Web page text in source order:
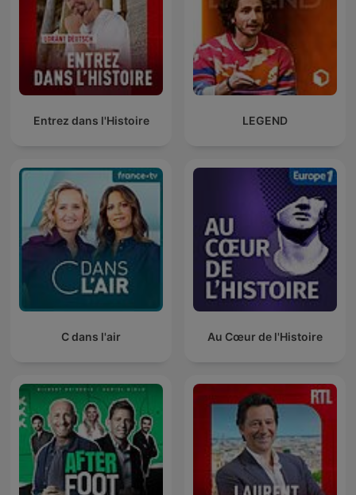
Entrez dans l'Histoire LEGEND
C dans l'air Au Cœur de l'Histoire